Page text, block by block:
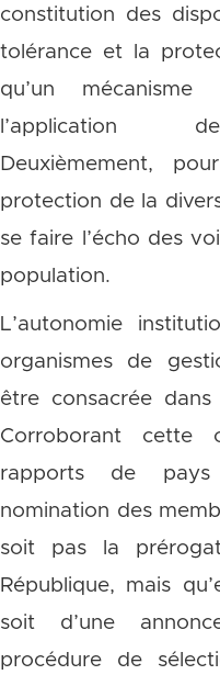
constitution des
tolérance et la
qu’un
l’application
Deuxièmement,
protection de la
se faire l’écho des
population.
L’autonomie
organismes de
être consacrée
Corroborant cette
rapports de
nomination des
soit pas la
République, mais
soit d’une
procédure de